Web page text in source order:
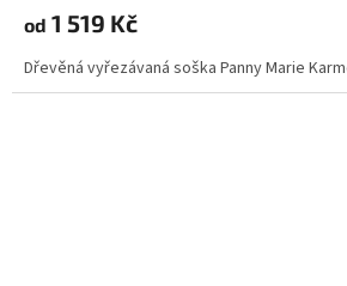
od 1 519 Kč
Dřevěná vyřezávaná soška Panny Marie